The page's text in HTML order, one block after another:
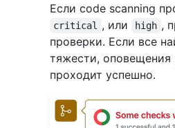
Если code scanning
critical , или high ,
проверки. Если все
тяжести, оповещения
проходит успешно.